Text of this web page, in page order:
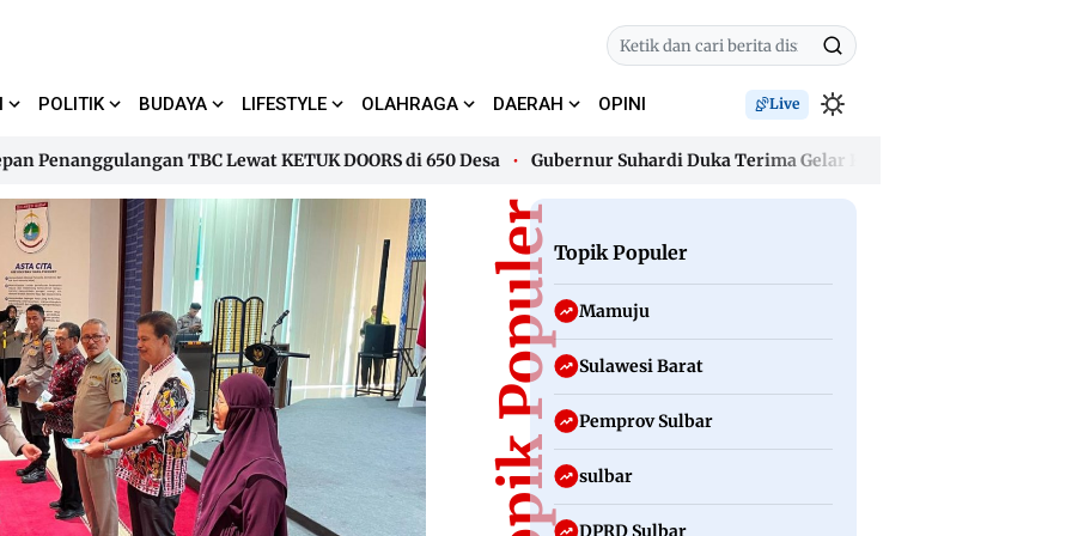
POLITIK BUDAYA LIFESTYLE OLAHRAGA DAERAH OPINI Live
TBC Lewat KETUK DOORS di 650 Desa Gubernur Suhardi Duka Terima Gelar Kehormatan “Sulo Tappidena
TBC Lewat KETUK DOORS di 650 Desa Gubernur Suhardi Duka Terima Gelar Kehormatan “Sulo Tappidena
Topik PopulerTopik Populer
Mamuju
Sulawesi Barat
Pemprov Sulbar
sulbar
DPRD Sulbar